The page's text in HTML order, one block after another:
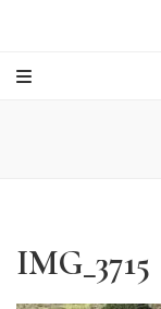
IMG_3715